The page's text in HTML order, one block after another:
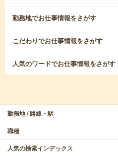
勤務地でお仕事情報をさがす
こだわりでお仕事情報をさがす
人気のワードでお仕事情報をさがす
勤務地 / 路線・駅
職種
人気の検索インデックス